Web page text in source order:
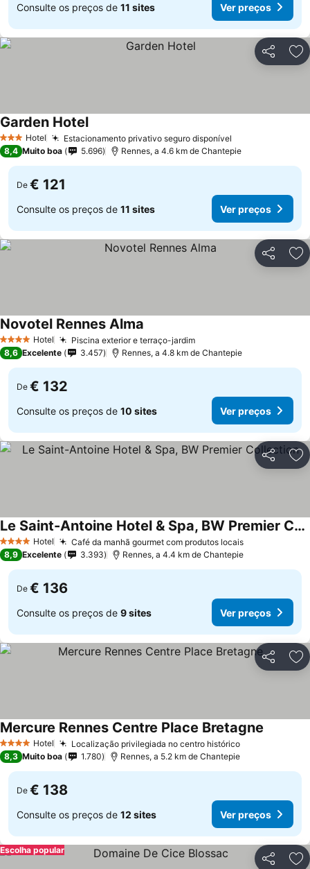
Consulte os preços de 11 sites Ver preços
Partilhar
3 EstrelasHotel Estacionamento privativo seguro disponível
Garden Hotel
8,4 Muito boa 5.696 Rennes, a 4.6 km de Chantepie
De € 121
Consulte os preços de 11 sites Ver preços
Partilhar
4 EstrelasHotel Piscina exterior e terraço-jardim
Novotel Rennes Alma
8,6 Excelente 3.457 Rennes, a 4.8 km de Chantepie
De € 132
Consulte os preços de 10 sites Ver preços
Partilhar
4 EstrelasHotel Café da manhã gourmet com produtos locais
Le Saint-Antoine Hotel & Spa, BW Premier Collection
8,9 Excelente 3.393 Rennes, a 4.4 km de Chantepie
De € 136
Consulte os preços de 9 sites Ver preços
Partilhar
4 EstrelasHotel Localização privilegiada no centro histórico
Mercure Rennes Centre Place Bretagne
8,3 Muito boa 1.780 Rennes, a 5.2 km de Chantepie
De € 138
Consulte os preços de 12 sites Ver preços
Partilhar
Escolha popular